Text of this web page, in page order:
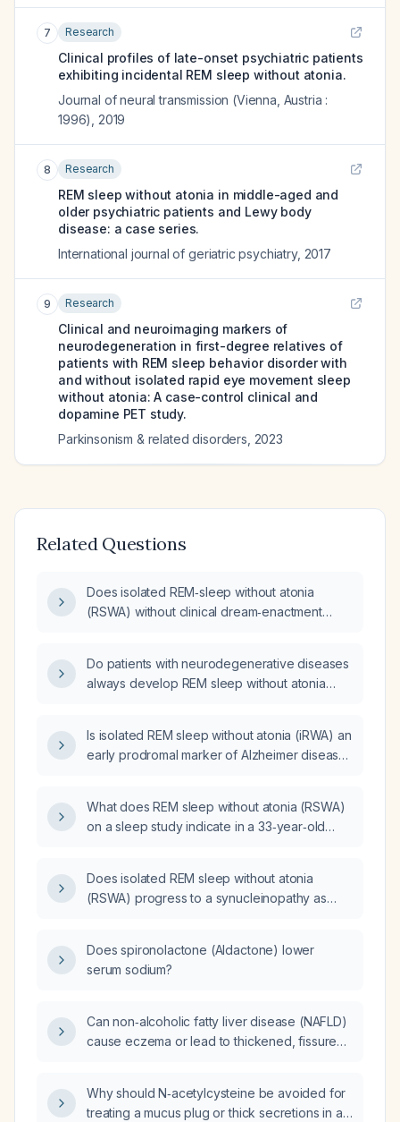
7 Research
Clinical profiles of late-onset psychiatric patients
exhibiting incidental REM sleep without atonia.
Journal of neural transmission (Vienna, Austria :
1996)
2019
8 Research
REM sleep without atonia in middle-aged and
older psychiatric patients and Lewy body
disease: a case series.
International journal of geriatric psychiatry, 2017
9 Research
Clinical and neuroimaging markers of
neurodegeneration in first-degree relatives of
patients with REM sleep behavior disorder with
and without isolated rapid eye movement sleep
without atonia: A case-control clinical and
dopamine PET study.
Parkinsonism & related disorders 2023
Related Questions
Does isolated REM‑sleep without atonia
(RSWA) without clinical dream‑enactment
Do patients with neurodegenerative diseases
always develop REM sleep without atonia
false?
Is isolated REM sleep without atonia (iRWA) an
early prodromal marker of Alzheimer disease,
Alzheimer?
What does REM sleep without atonia (RSWA)
on a sleep study indicate in a 33‑year‑old
Does isolated REM sleep without atonia
(RSWA) progress to a synucleinopathy as
Does spironolactone (Aldactone) lower
serum sodium?
Can non‑alcoholic fatty liver disease (NAFLD)
cause eczema or lead to thickened, fissured
Why should N‑acetylcysteine be avoided for
treating a mucus plug or thick secretions in a